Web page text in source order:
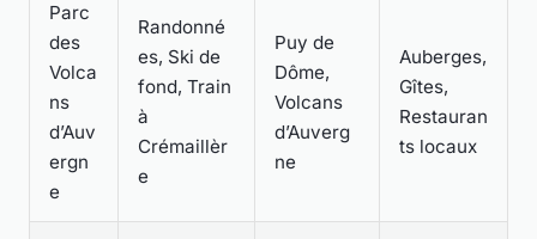
Parc
des
Volca
ns
d’Auv
ergn
e
Randonné
es, Ski de
fond, Train
à
Crémaillèr
e
Puy de
Dôme,
Volcans
d’Auverg
ne
Auberges,
Gîtes,
Restauran
ts locaux